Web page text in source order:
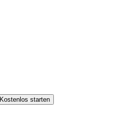
Kostenlos starten